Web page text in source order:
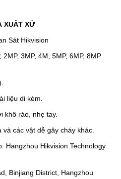
XUẤT XỨ
Sát Hikvision
3MP, 4M, 5MP, 6MP, 8MP
liệu di kèm.
khô ráo, nhẹ tay.
các vật dễ gây cháy khác.
Hangzhou Hikvision Technology
Binjiang District, Hangzhou